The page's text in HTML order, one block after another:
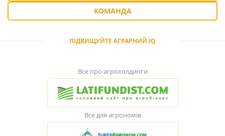
КОМАНДА
ПІДВИЩУЙТЕ АГРАРНИЙ IQ
Все про агрохолдинги
Все для агрономів